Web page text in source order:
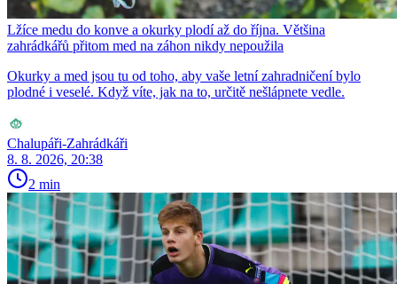
Lžíce medu do konve a okurky plodí až do října. Většina
zahrádkářů přitom med na záhon nikdy nepoužila
Okurky a med jsou tu od toho, aby vaše letní zahradničení bylo
plodné i veselé. Když víte, jak na to, určitě nešlápnete vedle.
Chalupáři-Zahrádkáři
8. 8. 2026, 20:38
2 min